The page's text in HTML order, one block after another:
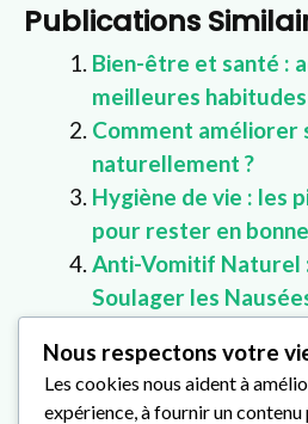
Publications
Bien-être et santé :
meilleures
Comment améliorer
naturellement ?
Hygiène de vie : les
pour rester en
Anti-Vomitif Naturel
Soulager les
Catégories
Santé au quotidien
Jardinage avec la Lune
Nous respectons votre
Les cookies nous aident à
expérience, à fournir un contenu